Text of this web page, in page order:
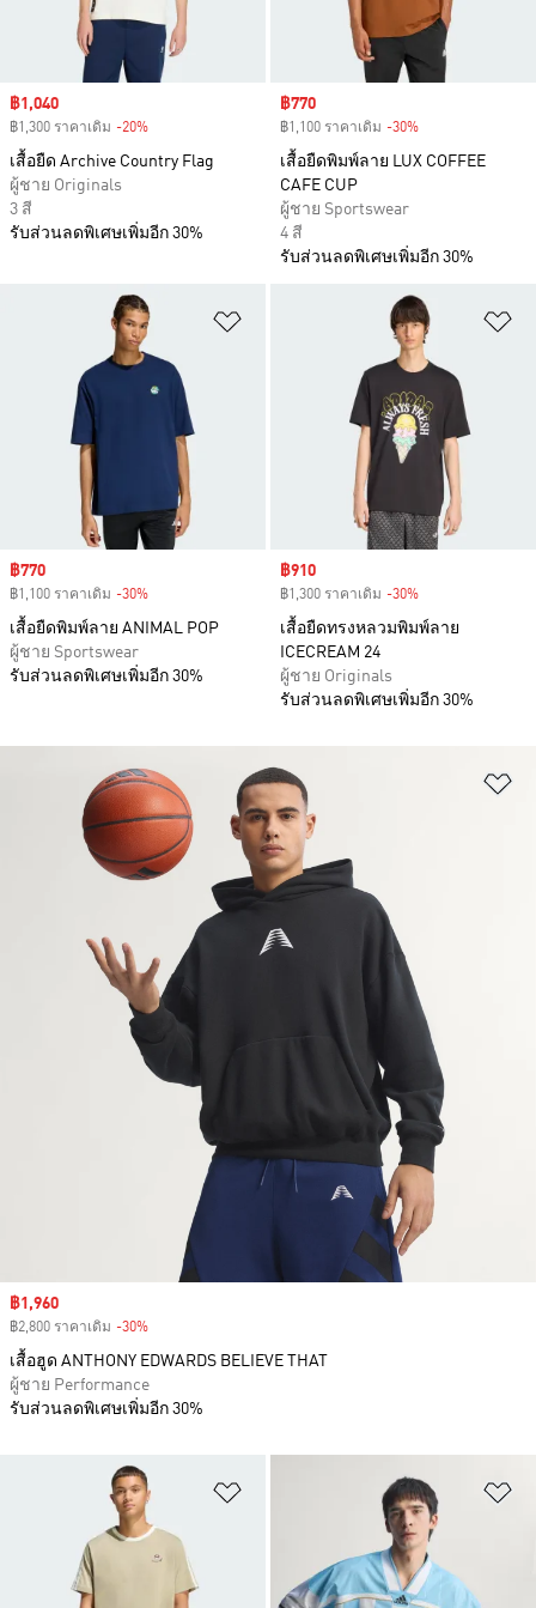
Sale price
฿1,040
฿1,300 ราคาเดิม -20%
เสื้อยืด Archive Country Flag
ผู้ชาย Originals
3 สี
รับส่วนลดพิเศษเพิ่มอีก 30%
Sale price
฿770
฿1,100 ราคาเดิม -30%
เสื้อยืดพิมพ์ลาย LUX COFFEE
CAFE CUP
ผู้ชาย Sportswear
4 สี
รับส่วนลดพิเศษเพิ่มอีก 30%
เพิ่มไปยังรายการสินค้าโปรด
Sale price
฿770
฿1,100 ราคาเดิม -30%
เสื้อยืดพิมพ์ลาย ANIMAL POP
ผู้ชาย Sportswear
รับส่วนลดพิเศษเพิ่มอีก 30%
Sale price
฿910
฿1,300 ราคาเดิม -30%
เสื้อยืดทรงหลวมพิมพ์ลาย
ICECREAM 24
ผู้ชาย Originals
รับส่วนลดพิเศษเพิ่มอีก 30%
เพิ่มไปยังรายการสินค้าโปรด
Sale price
฿1,960
฿2,800 ราคาเดิม -30%
เสื้อฮูด ANTHONY EDWARDS BELIEVE THAT
ผู้ชาย Performance
รับส่วนลดพิเศษเพิ่มอีก 30%